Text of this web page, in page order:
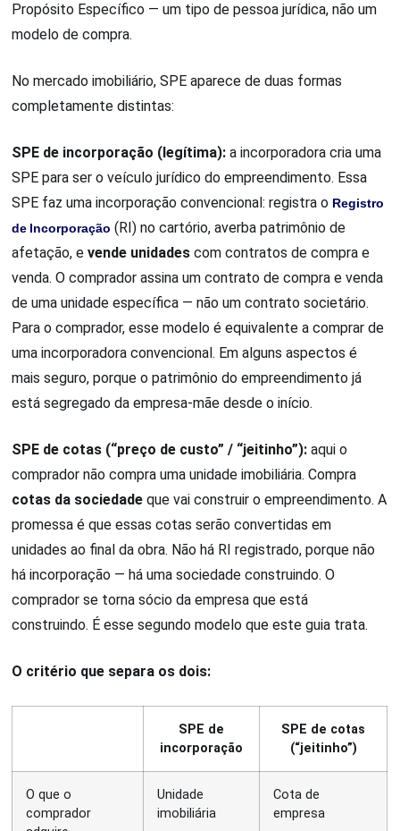
Propósito Específico — um tipo de pessoa jurídica, não um
modelo de compra.
No mercado imobiliário, SPE aparece de duas formas
completamente distintas:
SPE de incorporação (legítima): a incorporadora cria uma
SPE para ser o veículo jurídico do empreendimento. Essa
SPE faz uma incorporação convencional: registra o Registro
de Incorporação (RI) no cartório, averba patrimônio de
afetação, evende unidades com contratos de compra e
venda. O comprador assina um contrato de compra e venda
de uma unidade específica — não um contrato societário.
Para o comprador, esse modelo é equivalente a comprar de
uma incorporadora convencional. Em alguns aspectos é
mais seguro, porque o patrimônio do empreendimento já
está segregado da empresa-mãe desde o início.
SPE de cotas (“preço de custo” / “jeitinho”): aqui o
comprador não compra uma unidade imobiliária. Compra
cotas da sociedade que vai construir o empreendimento. A
promessa é que essas cotas serão convertidas em
unidades ao final da obra. Não há RI registrado, porque não
há incorporação — há uma sociedade construindo. O
comprador se torna sócio da empresa que está
construindo. É esse segundo modelo que este guia trata.
O critério que separa os dois:
SPE de
incorporação
SPE de cotas
(“jeitinho”)
O que o
comprador
Unidade
imobiliária
Cota de
empresa